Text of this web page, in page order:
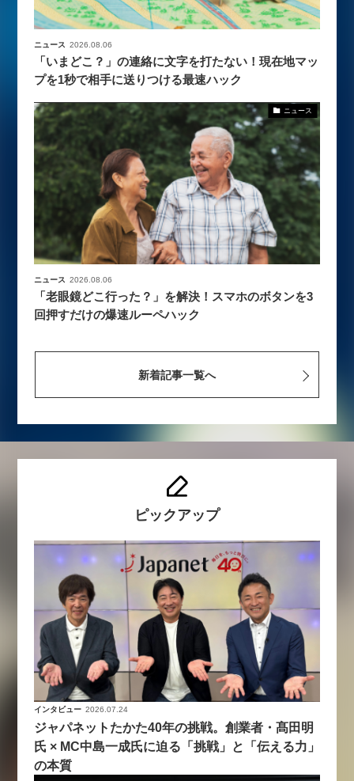
ニュース 2026.08.06
「いまどこ？」の連絡に文字を打たない！現在地マッ
プを1秒で相手に送りつける最速ハック
ニュース
ニュース 2026.08.06
「老眼鏡どこ行った？」を解決！スマホのボタンを3
回押すだけの爆速ルーペハック
新着記事一覧へ
ピックアップ
インタビュー 2026.07.24
ジャパネットたかた40年の挑戦。創業者・髙田明
氏 × MC中島一成氏に迫る「挑戦」と「伝える力」
の本質